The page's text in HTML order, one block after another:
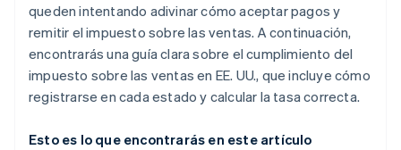
queden intentando adivinar cómo aceptar pagos y
remitir el impuesto sobre las ventas. A continuación,
encontrarás una guía clara sobre el cumplimiento del
impuesto sobre las ventas en EE. UU., que incluye cómo
registrarse en cada estado y calcular la tasa correcta.
Esto es lo que encontrarás en este artículo